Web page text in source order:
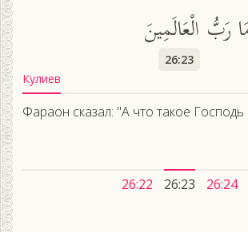
رَبُّ الْعَالَمِينَ
26:23
Кулиев
Фараон сказал: "А что такое
26:22 26:23 26:24